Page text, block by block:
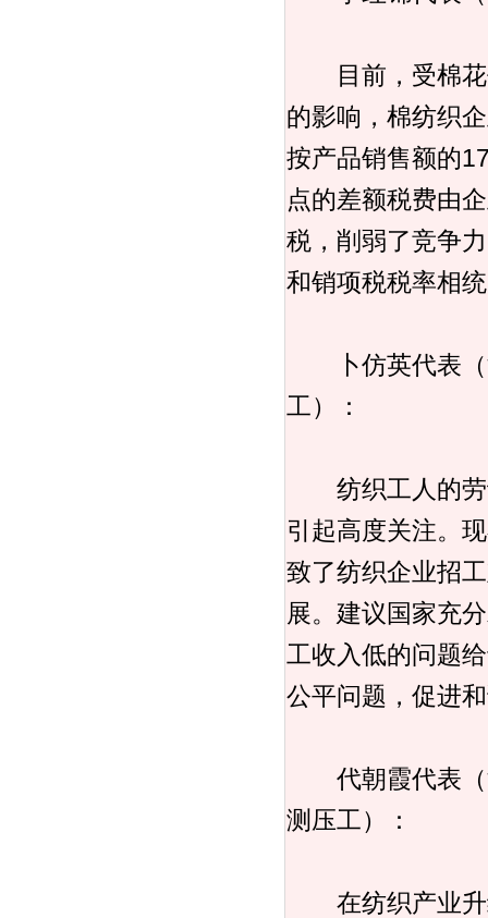
目前，受棉花
的影响，棉纺织
按产品销售额的
点的差额税费由
税，削弱了竞争
和销项税税率相
卜仿英代表（
工）：
纺织工人的劳
引起高度关注。
致了纺织企业招
展。建议国家充
工收入低的问题
公平问题，促进
代朝霞代表（
测压工）：
在纺织产业升